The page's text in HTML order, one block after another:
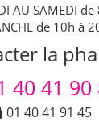
AU SAMEDI
de 10h à
la
40 41 90
01 40 41 91 45